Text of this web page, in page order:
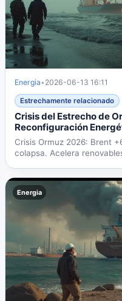
Energia• 2026-06-13 16:11
Estrechamente relacionado
Crisis del Estrecho de
Reconfiguración
Crisis Ormuz 2026: Brent
colapsa. Acelera
Energia